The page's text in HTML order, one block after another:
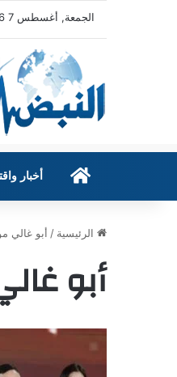
الجمعة, أغسطس 7 2026
الرئيسيةأخبار
الرئيسية / أبو غالي
أبو